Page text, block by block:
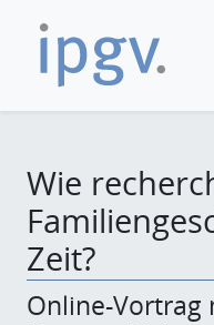
Wie
Zeit?
Online-Vortrag